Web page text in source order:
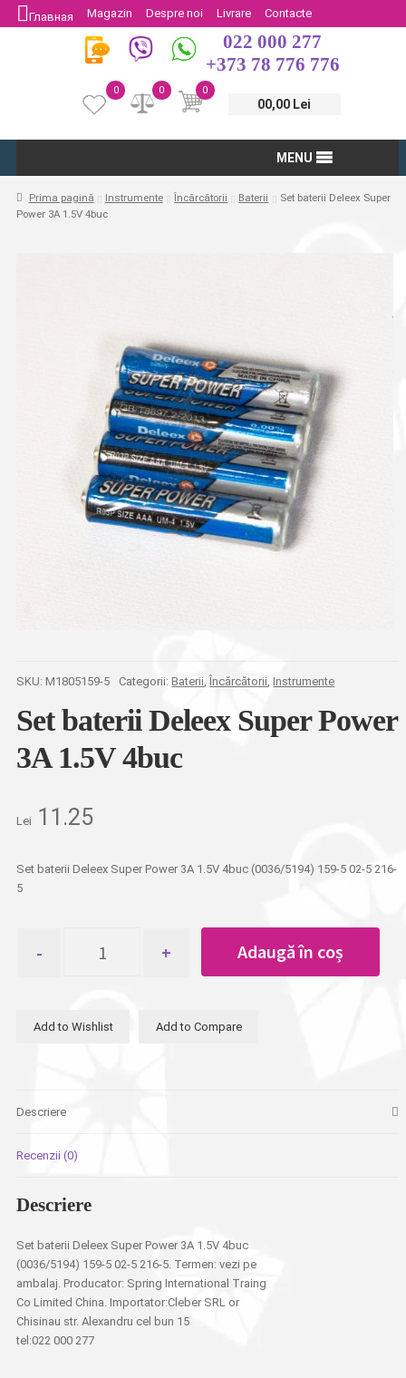
Главная Magazin Despre noi Livrare
Contacte
Protectia Consumatorului
Întoarcere
022 000 277
+373 78 776 776
0
00,00 Lei
0
0
MENU
Prima pagină Instrumente Încărcătorii Baterii
Set baterii Deleex Super
Power 3A 1.5V 4buc
SKU: M1805159-5 Categorii: Baterii, Încărcătorii, Instrumente
Set baterii Deleex Super Power
3A 1.5V 4buc
Lei 11.25
Set baterii Deleex Super Power 3A 1.5V 4buc (0036/5194) 159-5 02-5 216-
5
Power
Adaugă în coș
Add to Wishlist Add to Compare
Descriere
Recenzii (0)
Descriere
Set baterii Deleex Super Power 3A 1.5V 4buc
(0036/5194) 159-5 02-5 216-5. Termen: vezi pe
ambalaj. Producator: Spring International Traing
Co Limited China. Importator:Cleber SRL or
Chisinau str. Alexandru cel bun 15
tel:022 000 277